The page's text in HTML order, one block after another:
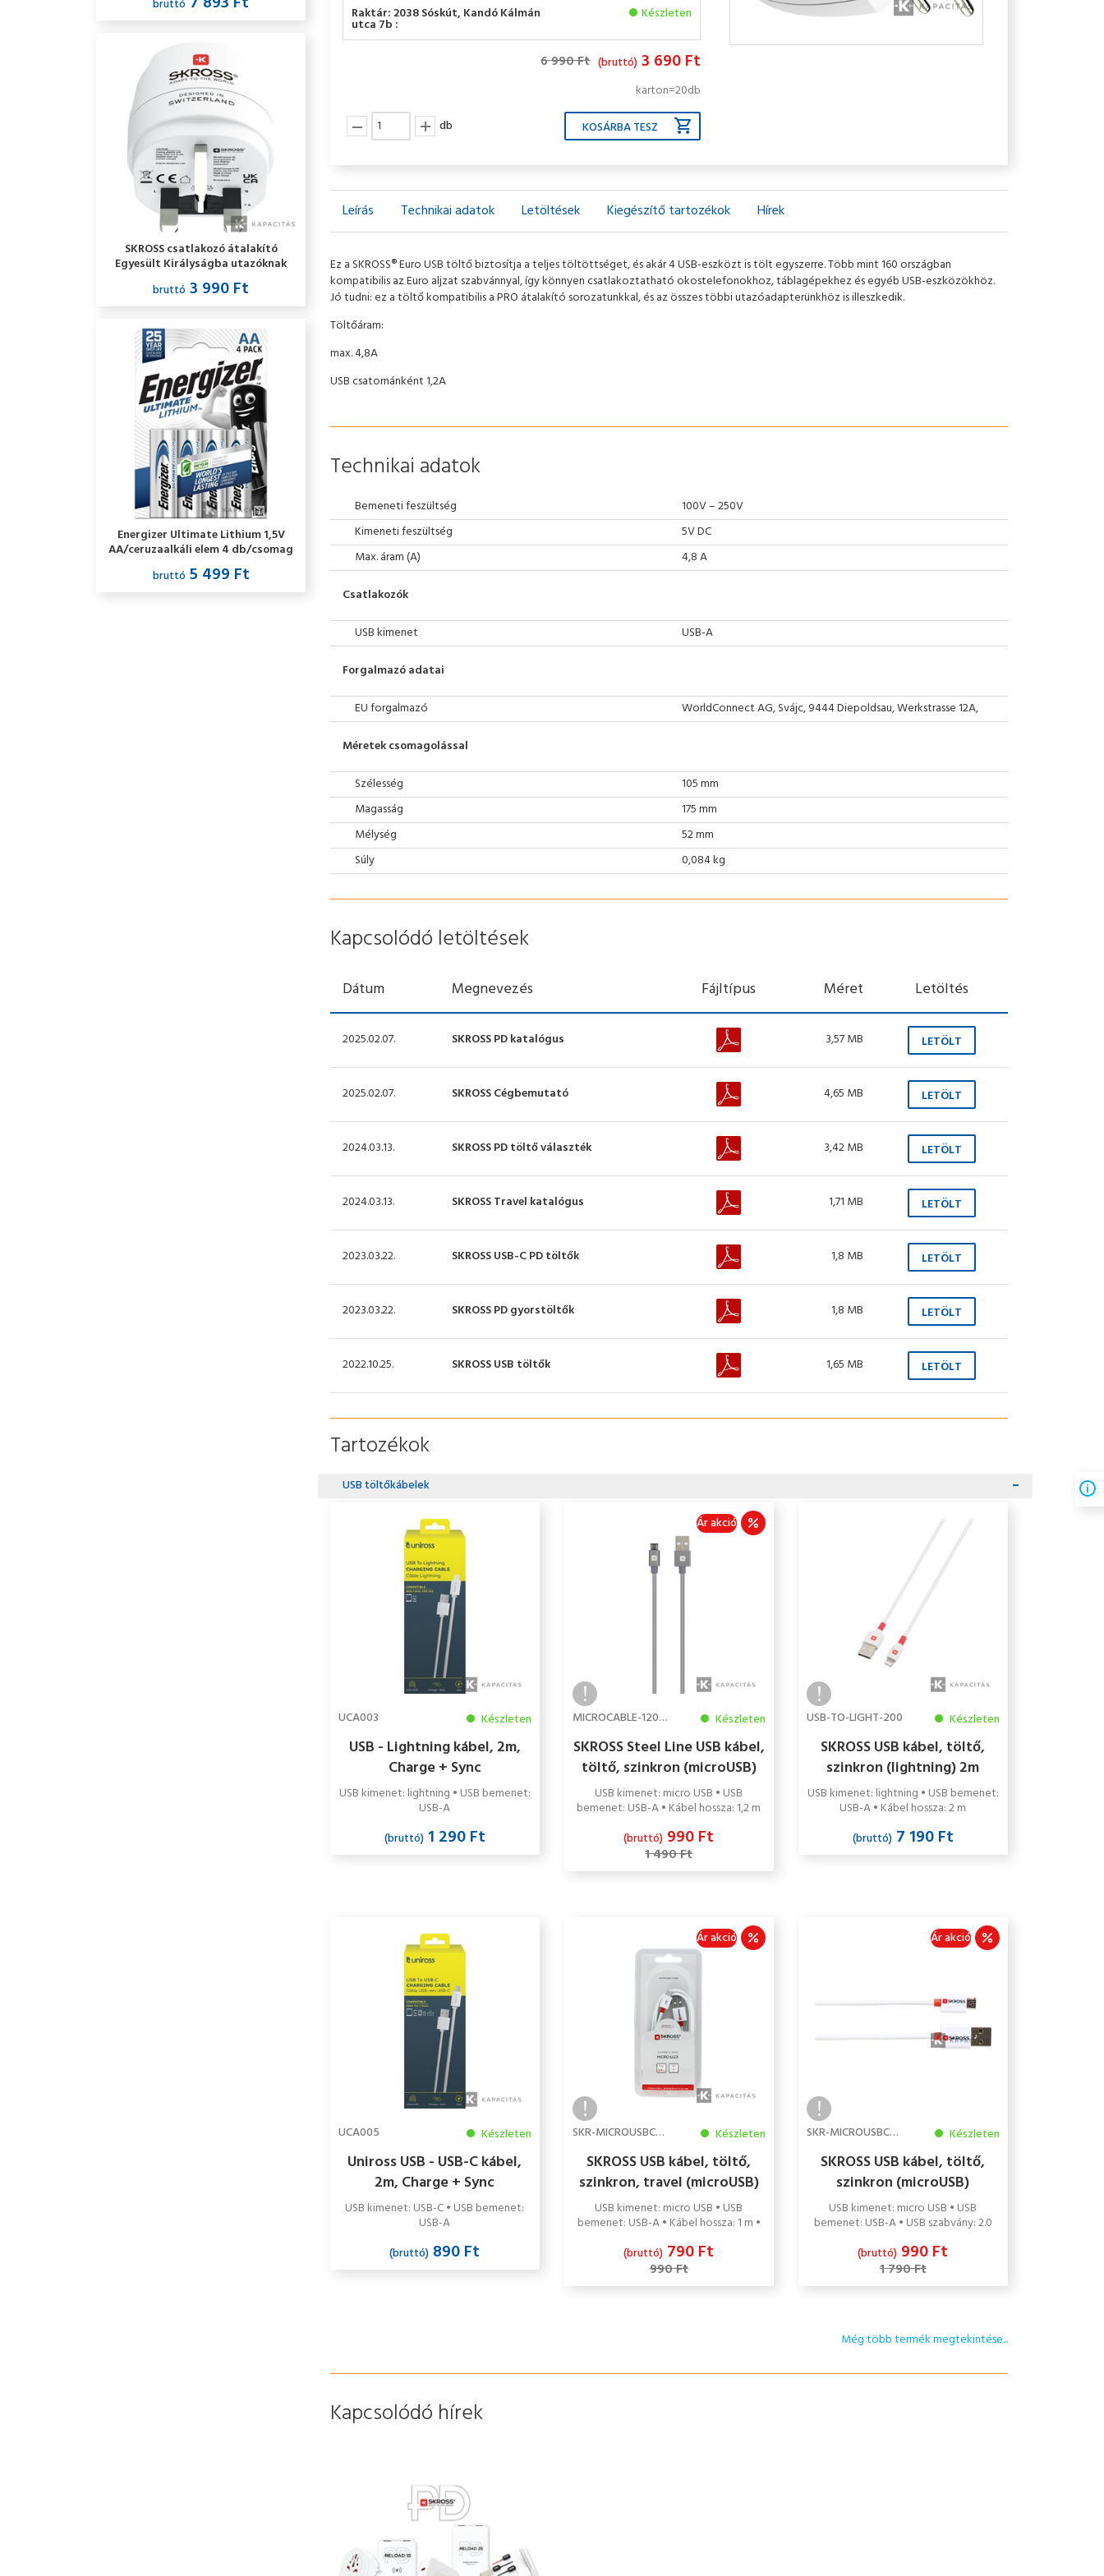
bruttó
SKROSS csatlakozó átalakító
Egyesült Királyságba utazóknak
bruttó 3 990 Ft
Energizer Ultimate Lithium 1,5V
AA/ceruzaalkáli elem 4 db/csomag
bruttó 5 499 Ft
Raktár: 2038 Sóskút, Kandó Kálmán
utca 7b :
Készleten
6 990 Ft (bruttó) 3 690 Ft
karton=20db
db
Leírás Technikai adatok Letöltések Kiegészítő tartozékok Hírek
Ez a SKROSS® Euro USB töltő biztosítja a teljes töltöttséget, és akár 4 USB-eszközt is tölt egyszerre. Több mint 160 országban
kompatibilis az Euro aljzat szabvánnyal, így könnyen csatlakoztatható okostelefonokhoz, táblagépekhez és egyéb USB-eszközökhöz.
Jó tudni: ez a töltő kompatibilis a PRO átalakító sorozatunkkal, és az összes többi utazóadapterünkhöz is illeszkedik.
Töltőáram:
max. 4,8A
USB csatornánként 1,2A
Technikai adatok
Bemeneti feszültség
100V – 250V
Kimeneti feszültség
5V DC
Max. áram (A)
4,8 A
Csatlakozók
USB kimenet
USB-A
Forgalmazó adatai
EU forgalmazó
WorldConnect AG, Svájc, 9444 Diepoldsau, Werkstrasse 12A,
Méretek csomagolással
Szélesség
105 mm
Magasság
175 mm
Mélység
52 mm
Súly
0,084 kg
Kapcsolódó letöltések
Dátum Megnevezés Fájltípus Méret Letöltés
2025.02.07. SKROSS PD katalógus 3,57 MB LETÖLT
2025.02.07. SKROSS Cégbemutató 4,65 MB LETÖLT
2024.03.13. SKROSS PD töltő választék 3,42 MB LETÖLT
2024.03.13. SKROSS Travel katalógus 1,71 MB LETÖLT
2023.03.22. SKROSS USB-C PD töltők 1,8 MB LETÖLT
2023.03.22. SKROSS PD gyorstöltők 1,8 MB LETÖLT
2022.10.25. SKROSS USB töltők 1,65 MB LETÖLT
Tartozékok
USB töltőkábelek
UCA003 Készleten
USB - Lightning kábel, 2m,
Charge + Sync
USB kimenet: lightning • USB bemenet:
USB-A
(bruttó)1 290 Ft
Ár akció
MICROCABLE-120-STEEL Készleten
SKROSS Steel Line USB kábel,
töltő, szinkron (microUSB)
1,2m
USB kimenet: micro USB • USB
bemenet: USB-A • Kábel hossza: 1,2 m
(bruttó) 990 Ft
1 490 Ft
USB-TO-LIGHT-200 Készleten
SKROSS USB kábel, töltő,
szinkron (lightning) 2m
USB kimenet: lightning • USB bemenet:
USB-A • Kábel hossza: 2 m
(bruttó)7 190 Ft
UCA005 Készleten
Uniross USB - USB-C kábel,
2m, Charge + Sync
USB kimenet: USB-C • USB bemenet:
USB-A
(bruttó) 890 Ft
Ár akció
SKR-MICROUSBCABLETE Készleten
SKROSS USB kábel, töltő,
szinkron, travel (microUSB)
1m
USB kimenet: micro USB • USB
bemenet: USB-A • Kábel hossza: 1 m •
(bruttó) 790 Ft
990 Ft
Ár akció
SKR-MICROUSBCABLE Készleten
SKROSS USB kábel, töltő,
szinkron (microUSB)
USB kimenet: micro USB • USB
bemenet: USB-A • USB szabvány: 2.0
(bruttó) 990 Ft
1 790 Ft
Még több termék megtekintése...
Kapcsolódó hírek